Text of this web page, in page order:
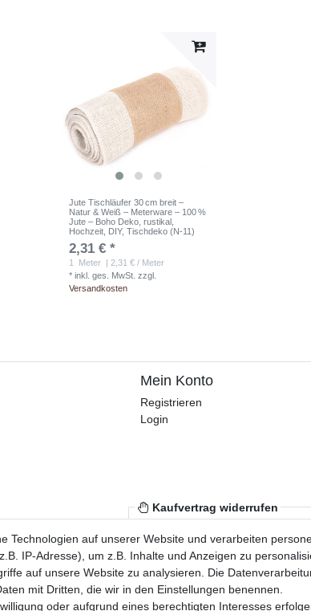
Jute Tischläufer 30 cm breit –
Natur & Weiß – Meterware – 100 %
Jute – Boho Deko, rustikal,
Hochzeit, DIY, Tischdeko (N-11)
2,31 € *
1 Meter
| 2,31 € / Meter
*inkl. ges. MwSt. zzgl.
Versandkosten
Mein Konto
Registrieren
Login
Kaufvertrag widerrufen
ohne Angabe von Gründen möglich. Eine
Zum Online-
Technologien auf unserer Website und verarbeiten
IP-Adresse), um z.B. Inhalte und Anzeigen zu
auf unsere Website zu analysieren. Die
mit Dritten, die wir in den Einstellungen benennen.
oder aufgrund eines berechtigten Interesses